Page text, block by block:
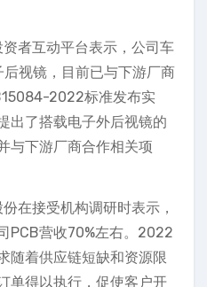
者互动平台表示，公司车
视镜，目前已与下游厂商
2022标准发布实
出了搭载电子外后视镜的
与下游厂商合作相关项
在接受机构调研时表示，
PCB营收70%左右。2022
随着供应链短缺和资源限
单得以执行，促使客户开